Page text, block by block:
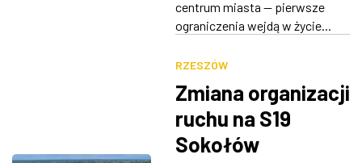
centrum miasta — pierwsze
ograniczenia wejdą w życie...
RZESZÓW
Zmiana organizacji
ruchu na S19
Sokołów